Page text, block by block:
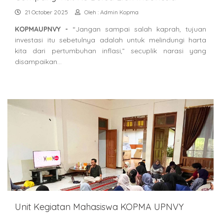
21 October 2025 Oleh : Admin Kopma
KOPMAUPNVY - “Jangan sampai salah kaprah, tujuan
investasi itu sebetulnya adalah untuk melindungi harta
kita dari pertumbuhan inflasi,” secuplik narasi yang
disampaikan…
Unit Kegiatan Mahasiswa KOPMA UPNVY